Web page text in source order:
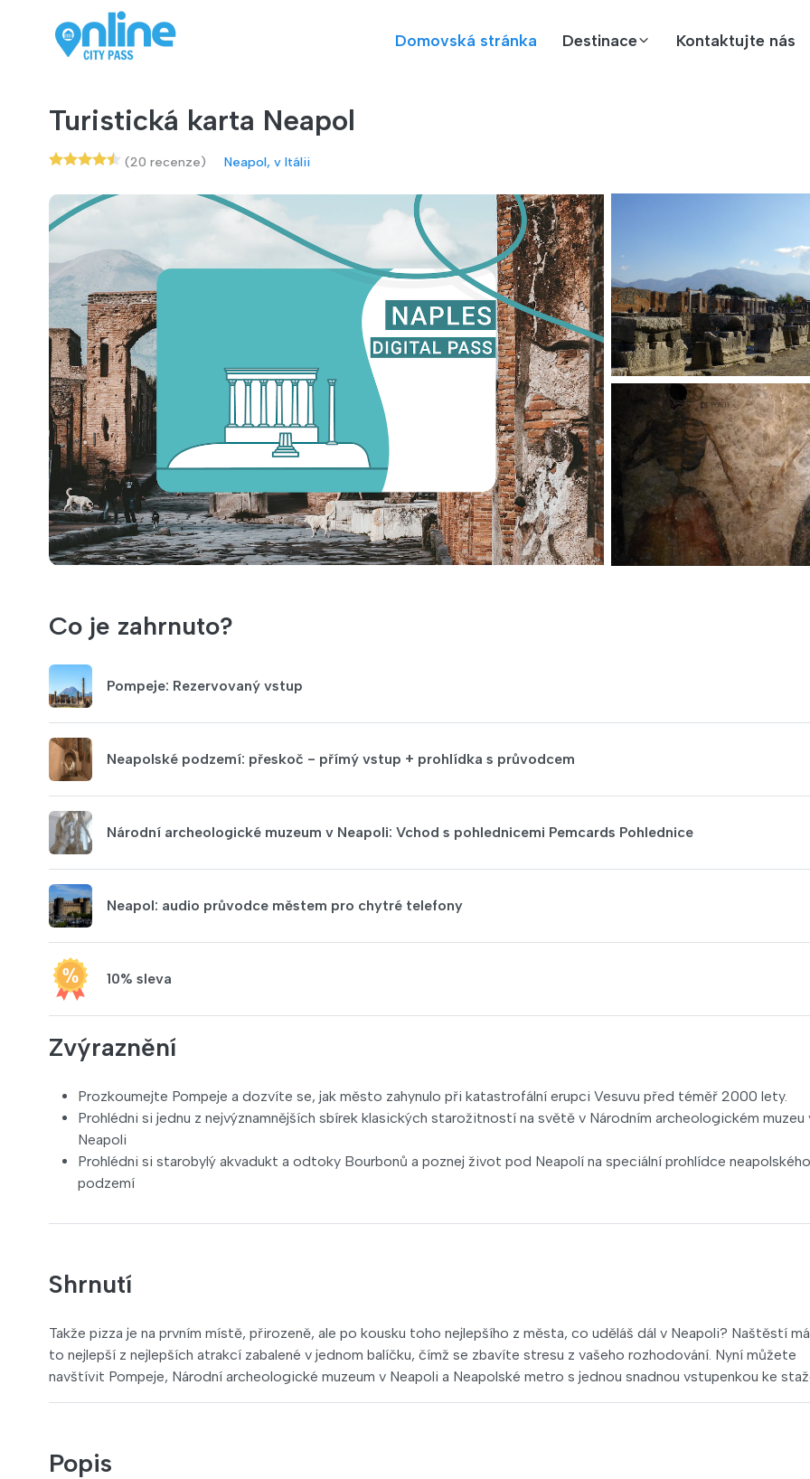
Domovská stránka Destinace Kontaktujte nás
Turistická karta Neapol
(20 recenze) Neapol, v Itálii
Co je zahrnuto?
Pompeje: Rezervovaný vstup
Neapolské podzemí: přeskoč - přímý vstup + prohlídka s průvodcem
Národní archeologické muzeum v Neapoli: Vchod s pohlednicemi Pemcards Pohlednice
Neapol: audio průvodce městem pro chytré telefony
10% sleva
Zvýraznění
Prozkoumejte Pompeje a dozvíte se, jak město zahynulo při katastrofální erupci Vesuvu před téměř 2000 lety.
Prohlédni si jednu z nejvýznamnějších sbírek klasických starožitností na světě v Národním archeologickém muzeu
Neapoli
Prohlédni si starobylý akvadukt a odtoky Bourbonů a poznej život pod Neapolí na speciální prohlídce neapolského
podzemí
Shrnutí
Takže pizza je na prvním místě, přirozeně, ale po kousku toho nejlepšího z města, co uděláš dál v Neapoli? Naštěstí
to nejlepší z nejlepších atrakcí zabalené v jednom balíčku, čímž se zbavíte stresu z vašeho rozhodování. Nyní můžete
navštívit Pompeje, Národní archeologické muzeum v Neapoli a Neapolské metro s jednou snadnou vstupenkou ke
Popis